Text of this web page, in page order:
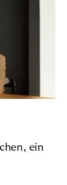
ein